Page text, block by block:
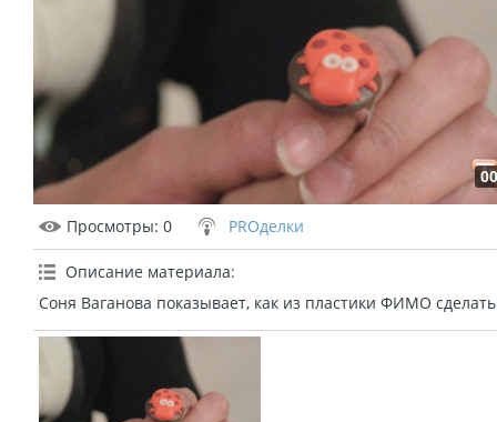
Просмотры: 0 PROделки
Описание материала:
Соня Ваганова показывает, как из пластики ФИМО